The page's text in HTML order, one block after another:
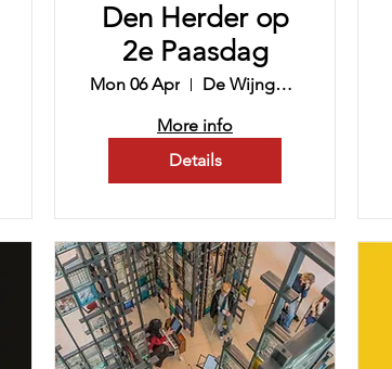
Den Herder op
2e Paasdag
Mon 06 Apr
De Wijngaard
More info
Details